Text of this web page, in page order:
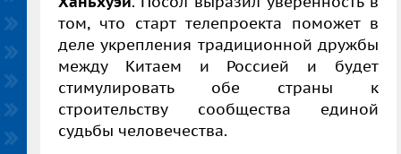
том, что старт телепроекта поможет в
деле укрепления традиционной дружбы
между Китаем и Россией и будет
стимулировать обе страны к
строительству сообщества единой
судьбы человечества.